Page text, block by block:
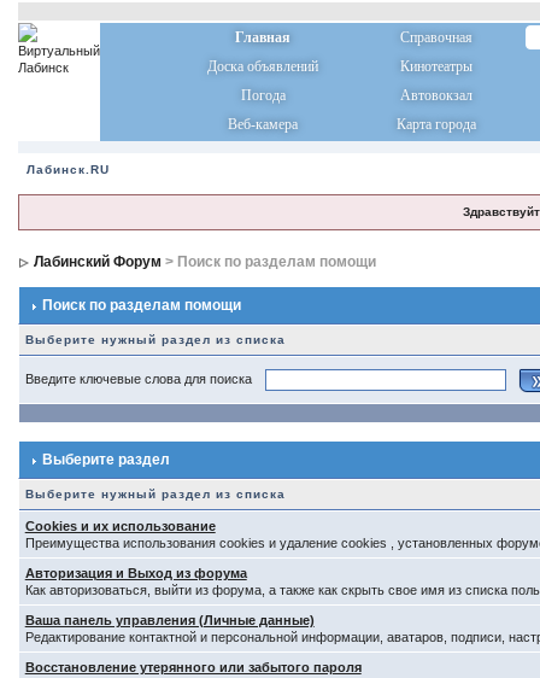
Главная
Справочная
Доска объявлений
Кинотеатры
Погода
Автовокзал
Веб-камера
Карта города
Лабинск.RU
Лабинский Форум > Поиск по разделам помощи
Поиск по разделам помощи
Выберите нужный раздел из списка
Введите ключевые слова для поиска
Выберите раздел
Выберите нужный раздел из списка
Cookies и их использование
Преимущества использования cookies и удаление cookies , установленных
Авторизация и Выход из форума
Как авторизоваться, выйти из форума, а также как скрыть свое имя из списка
Ваша панель управления (Личные данные)
Редактирование контактной и персональной информации, аватаров, подписи,
Восстановление утерянного или забытого пароля